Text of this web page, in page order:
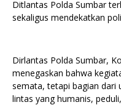
Ditlantas Polda Sumbar
sekaligus mendekatkan
Dirlantas Polda Sumbar,
menegaskan bahwa
semata, tetapi bagian dari
lintas yang humanis,